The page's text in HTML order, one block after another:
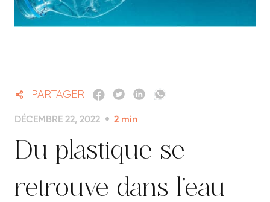
PARTAGER
DÉCEMBRE 22, 2022 2 min
Du plastique se
retrouve dans l’eau